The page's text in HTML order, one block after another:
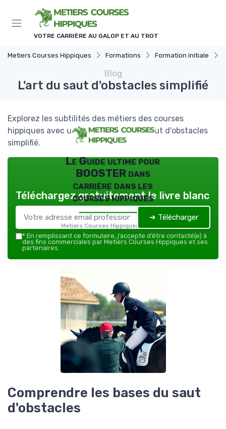
VOTRE CARRIÈRE AU GALOP ET AU TROT
Metiers Courses Hippiques Formations Formation initiale
Blog
L'art du saut d'obstacles simplifié
Explorez les subtilités des métiers des courses
hippiques avec un focus sur l'art du saut d'obstacles
simplifié.
Le Guide ultime pour
BOOSTER dans
carrière dans les
courses hippiques
Metiers Courses Hippiques — 2026
Téléchargez gratuitement le livre blanc
➔ Télécharger
* En remplissant ce formulaire, j’accepte d’être contacté(e) à
des fins commerciales par Metiers Courses Hippiques et ses
partenaires.
Comprendre les bases du saut
d'obstacles
Panneau de gestion des cookies